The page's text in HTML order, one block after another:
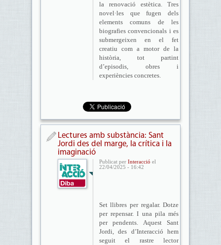
la renovació estètica. Tres
novel·les que fugen dels
elements comuns de les
biografies convencionals i es
submergeixen en el fet
creatiu com a motor de la
història, tot partint
d’episodis, obres i
experiències concretes.
Lectures amb substància: Sant
Jordi des del marge, la crítica i la
imaginació
Publicat per Interacció el
22/04/2025 - 16:42
Set llibres per regalar. Dotze
per repensar. I una pila més
per pendents. Aquest Sant
Jordi, des d’Interacció hem
seguit el rastre lector